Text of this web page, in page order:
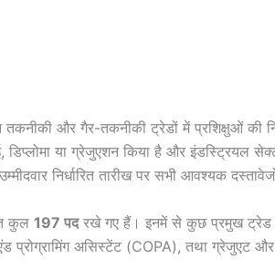
तकनीकी और गैर-तकनीकी ट्रेडों में प्रशिक्षुओं
डिप्लोमा या ग्रेजुएशन किया है और इंडस्ट्रियल
निर्धारित तारीख पर सभी आवश्यक
कुल 197 पदरखे गए हैं। इनमें से कुछ प्रमुख ट्रेड
प्रोग्रामिंग असिस्टेंट (COPA), तथा ग्रेजुएट